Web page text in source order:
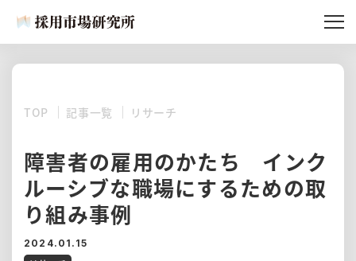
記事一覧
所員紹介
記事リクエスト
TOP 記事一覧 リサーチ
障害者の雇用のかたち インク
ルーシブな職場にするための取
り組み事例
2024.01.15